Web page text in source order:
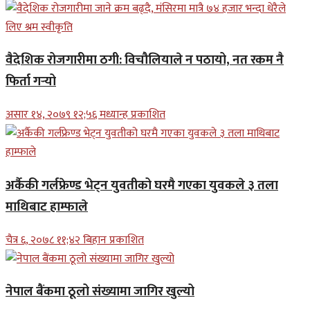
वैदेशिक रोजगारीमा ठगी: विचौलियाले न पठायो, नत रकम नै
फिर्ता गर्‍यो
असार १४, २०७९ १२;५६ मध्यान्ह प्रकाशित
अर्कैकी गर्लफ्रेण्ड भेट्न युवतीको घरमै गएका युवकले ३ तला
माथिबाट हाम्फाले
चैत्र ६, २०७८ ११;४२ बिहान प्रकाशित
नेपाल बैंकमा ठूलो संख्यामा जागिर खुल्यो